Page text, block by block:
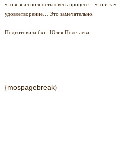
что я знал полностью весь процесс – что и
удовлетворение… Это замечательно.
Подготовила бхн. Юлия Полетаева
{mospagebreak}